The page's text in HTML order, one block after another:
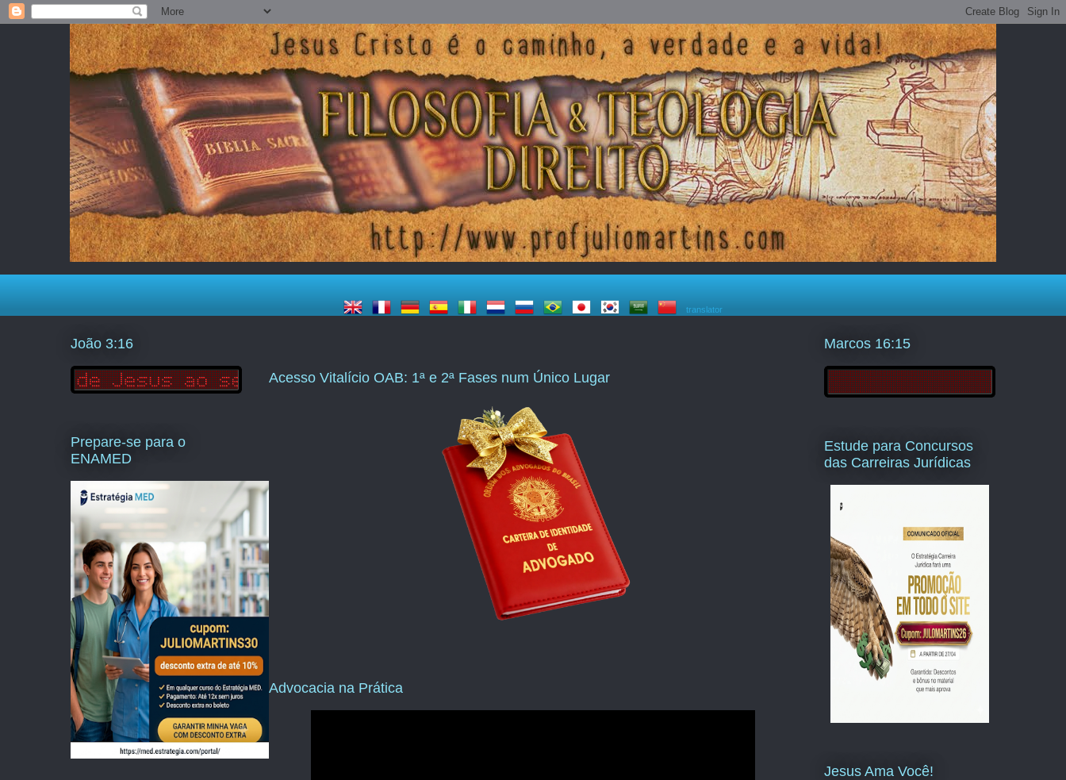
translator
Acesso Vitalício OAB: 1ª e 2ª Fases num Único Lugar
Advocacia na Prática
João 3:16
Prepare-se para o
ENAMED
Marcos 16:15
Estude para Concursos
das Carreiras Jurídicas
Jesus Ama Você!